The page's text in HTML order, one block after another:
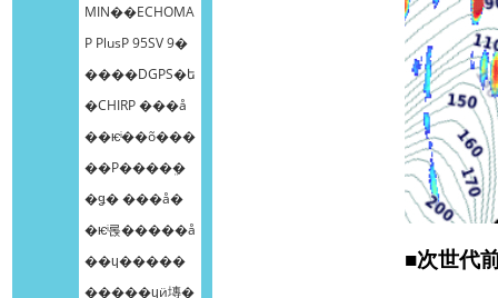
MIN��ECHOMA
P PlusP 95SV 9�
����DGPS�ե
�CHIRP ���å
��ѥͥ��õ���
��Ρ����ܸ�
�ǥ� ���å�
�ѥͥ롡�����å
��ɥ�����
�����ɥӥ塼�
■次世代